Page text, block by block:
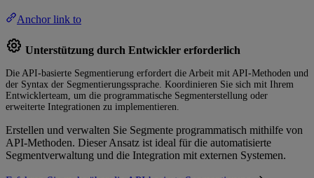
Anchor link to
Unterstützung durch Entwickler erforderlich
Die API-basierte Segmentierung erfordert die Arbeit mit API-Methoden und
der Syntax der Segmentierungssprache. Koordinieren Sie sich mit Ihrem
Entwicklerteam, um die programmatische Segmenterstellung oder
erweiterte Integrationen zu implementieren.
Erstellen und verwalten Sie Segmente programmatisch mithilfe von
API-Methoden. Dieser Ansatz ist ideal für die automatisierte
Segmentverwaltung und die Integration mit externen Systemen.